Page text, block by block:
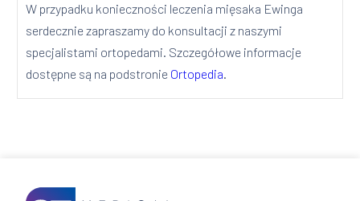
W przypadku konieczności leczenia mięsaka Ewinga
serdecznie zapraszamy do konsultacji z naszymi
specjalistami ortopedami. Szczegółowe informacje
dostępne są na podstronie Ortopedia.